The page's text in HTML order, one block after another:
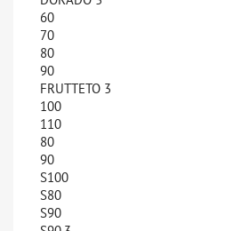
60
70
80
90
FRUTTETO 3
100
110
80
90
S100
S80
S90